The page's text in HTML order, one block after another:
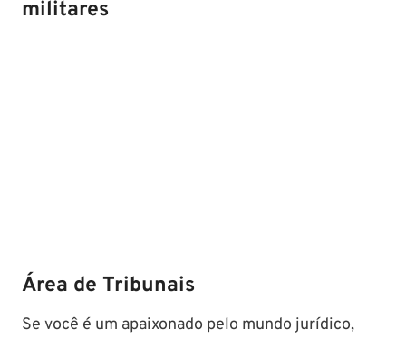
militares
Área de Tribunais
Se você é um apaixonado pelo mundo jurídico,